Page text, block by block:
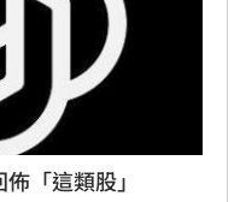
「這類股」